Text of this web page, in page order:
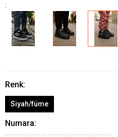
:
Renk:
Siyah/füme
Numara: